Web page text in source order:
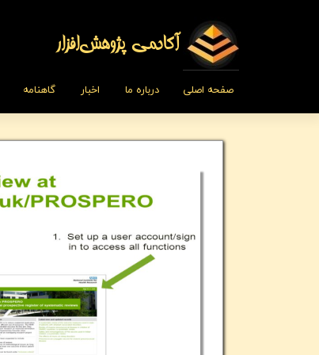
​​​آکادمی پژوهش‌افزار
صفحه اصلی درباره ما اخبار گاهنامه